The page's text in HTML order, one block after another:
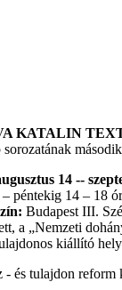
KATALIN
14 --
péntekig 14 – 18
Budapest III.
a „Nemzeti
kiállító
és tulajdon